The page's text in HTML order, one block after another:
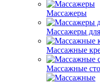
Массажеры
Массажеры
Массажные
Массажные